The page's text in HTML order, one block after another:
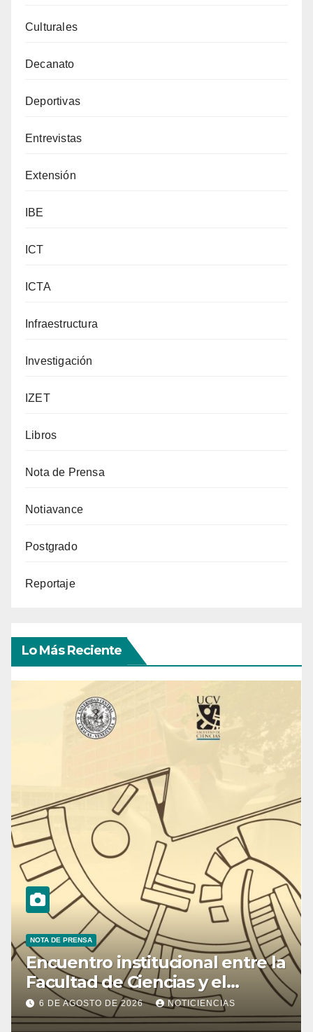
Culturales
Decanato
Deportivas
Entrevistas
Extensión
IBE
ICT
ICTA
Infraestructura
Investigación
IZET
Libros
Nota de Prensa
Notiavance
Postgrado
Reportaje
Lo Más Reciente
NOTA DE PRENSA
Encuentro institucional entre la
Facultad de Ciencias y el
Ministerio de Ciencia y
Tecnología
6 DE AGOSTO DE 2026 NOTICIENCIAS